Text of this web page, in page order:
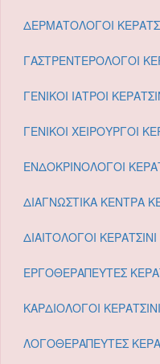
ΔΕΡΜΑΤΟΛΟΓΟΙ
ΓΑΣΤΡΕΝΤΕΡΟΛΟΓΟΙ
ΓΕΝΙΚΟΙ ΙΑΤΡΟΙ
ΓΕΝΙΚΟΙ ΧΕΙΡΟΥΡΓΟΙ
ΕΝΔΟΚΡΙΝΟΛΟΓΟΙ
ΔΙΑΓΝΩΣΤΙΚΑ ΚΕΝΤΡΑ
ΔΙΑΙΤΟΛΟΓΟΙ ΚΕΡΑΤΣΙΝΙ
ΕΡΓΟΘΕΡΑΠΕΥΤΕΣ
ΚΑΡΔΙΟΛΟΓΟΙ ΚΕΡΑΤΣΙΝΙ
ΛΟΓΟΘΕΡΑΠΕΥΤΕΣ